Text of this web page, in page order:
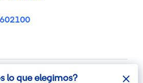
lo que elegimos?
lo que elegimos?